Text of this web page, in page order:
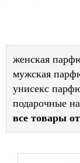
женская
мужская
унисекс
подарочные
все товары